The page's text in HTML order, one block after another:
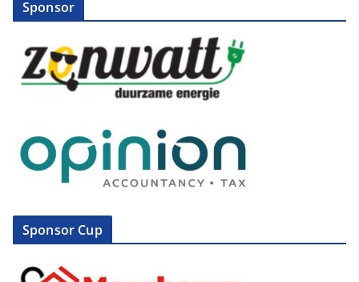
Sponsor
Sponsor Cup